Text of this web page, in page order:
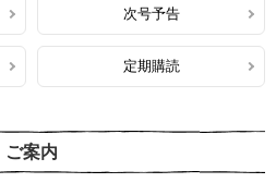
次号予告
定期購読
ご案内